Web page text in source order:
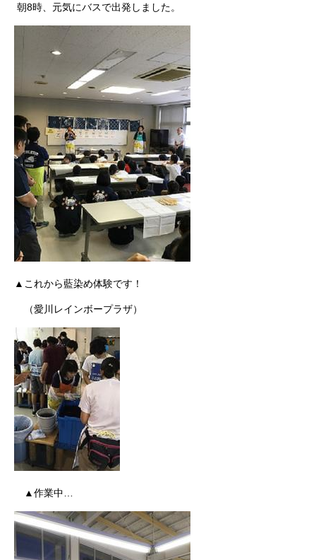
朝8時、元気にバスで出発しました。
▲これから藍染め体験です！
（愛川レインボープラザ）
▲作業中…